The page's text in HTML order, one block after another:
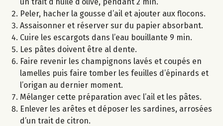
Peler, hacher la gousse d’ail et ajouter aux flocons.
Assaisonner et réserver sur du papier absorbant.
Cuire les escargots dans l’eau bouillante 9 min.
Les pâtes doivent être al dente.
Faire revenir les champignons lavés et coupés en
lamelles puis faire tomber les feuilles d’épinards et
l’origan au dernier moment.
Mélanger cette préparation avec l’ail et les pâtes.
Enlever les arêtes et déposer les sardines, arrosées
d’un trait de citron.